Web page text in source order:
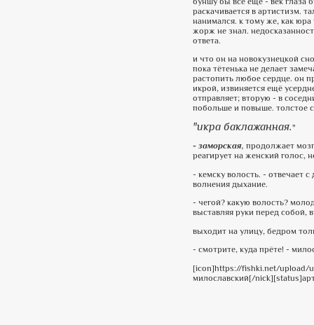
раскачивается в артистизм.
нанимался. к тому же, как юра
жорж не знал.
ответа.
и что он на новокузнецкой
пока тётенька не делает
растопить любое сердце. он
икрой, извиняется ещё
отправляет; вторую - в
побольше и повыше. толстое
"икра баклажанная."
- заморская, продолжает
реагирует на женский голос,
- кемску волость. - отвечает
волнения дыхание.
- чегой? какую волость?
выставляя руки перед собой,
выходит на улицу, бедром
- смотрите, куда прёте! -
[icon]https://fishki.net/upload/
милославский[/